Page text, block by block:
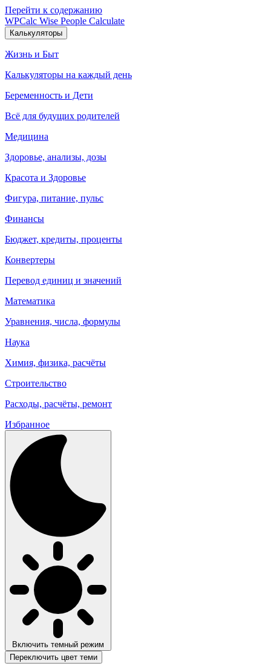
Перейти к содержанию
WPCalc Wise People Calculate
Калькуляторы
Жизнь и Быт
Калькуляторы на каждый день
Беременность и Дети
Всё для будущих родителей
Медицина
Здоровье, анализы, дозы
Красота и Здоровье
Фигура, питание, пульс
Финансы
Бюджет, кредиты, проценты
Конвертеры
Перевод единиц и значений
Математика
Уравнения, числа, формулы
Наука
Химия, физика, расчёты
Строительство
Расходы, расчёты, ремонт
Избранное
Включить темный режим
Переключить цвет теми